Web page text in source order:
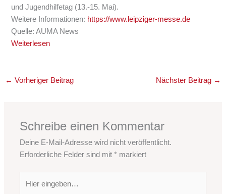
und Jugendhilfetag (13.-15. Mai).
Weitere Informationen: https://www.leipziger-messe.de
Quelle: AUMA News
Weiterlesen
← Vorheriger Beitrag Nächster Beitrag →
Schreibe einen Kommentar
Deine E-Mail-Adresse wird nicht veröffentlicht.
Erforderliche Felder sind mit* markiert
eingeben…